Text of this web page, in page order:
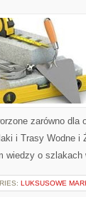
zarówno dla
i Trasy Wodne i
wiedzy o
LUKSUSOWE